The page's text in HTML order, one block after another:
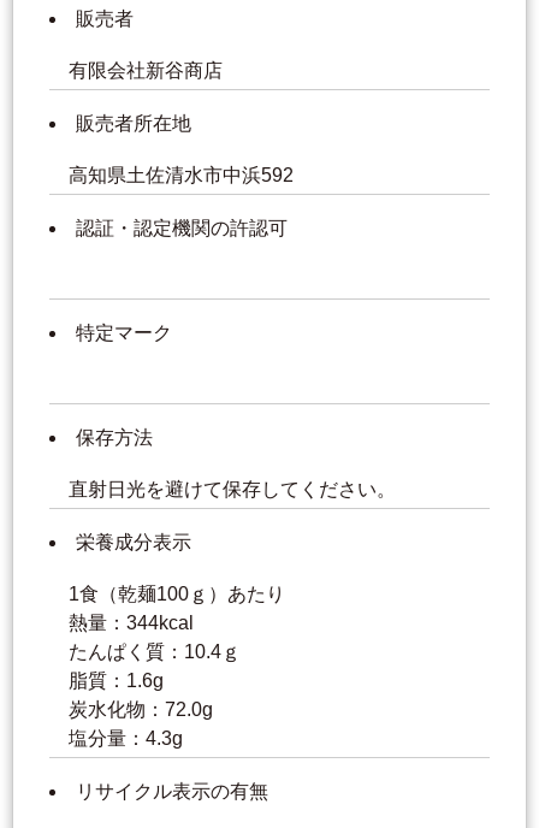
販売者
有限会社新谷商店
販売者所在地
高知県土佐清水市中浜592
認証・認定機関の許認可
特定マーク
保存方法
直射日光を避けて保存してください。
栄養成分表示
1食（乾麺100ｇ）あたり
熱量：344kcal
たんぱく質：10.4ｇ
脂質：1.6g
炭水化物：72.0g
塩分量：4.3g
リサイクル表示の有無